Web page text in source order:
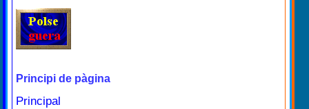
Principi de pàgina
Principal